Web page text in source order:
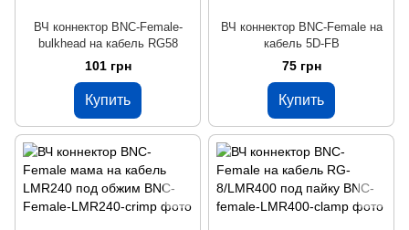
ВЧ коннектор BNC-Female-
bulkhead на кабель RG58
101 грн
Купить
ВЧ коннектор BNC-Female на
кабель 5D-FB
75 грн
Купить